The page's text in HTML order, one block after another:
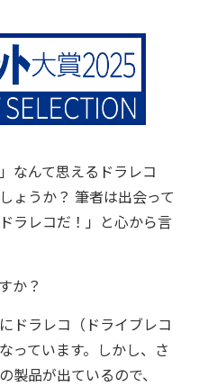
なんて思えるドラレコ
ょうか？ 筆者は出会って
ラレコだ！」と心から言
か？
ドラレコ（ドライブレコ
っています。しかし、さ
製品が出ているので、